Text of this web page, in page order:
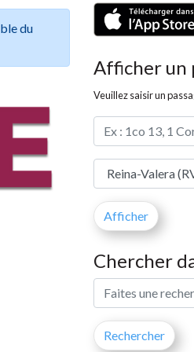
du
Afficher un
Veuillez saisir un
Chercher